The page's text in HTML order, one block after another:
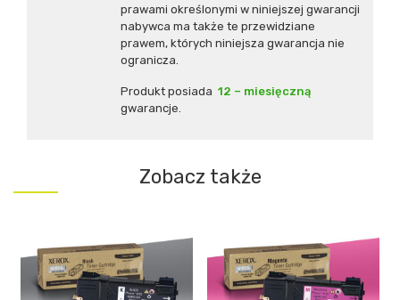
prawami określonymi w niniejszej gwarancji
nabywca ma także te przewidziane
prawem, których niniejsza gwarancja nie
ogranicza.
Produkt posiada 12 – miesięczną
gwarancje.
Zobacz także